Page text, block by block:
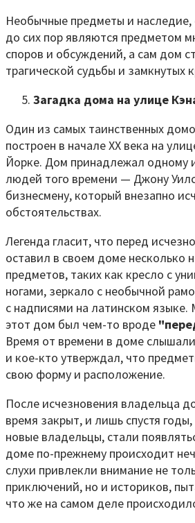
Необычные предметы и
до сих пор являются предметом
споров и обсуждений, а сам дом
трагической судьбы и замкнутых
Загадка дома на улице
Один из самых таинственных
построен в начале XX века на
Йорке. Дом принадлежал одному
людей того времени — Джону
бизнесмену, который внезапно
обстоятельствах.
Легенда гласит, что перед
оставил в своем доме несколько
предметов, таких как кресло с
ногами, зеркало с необычной
с надписями на латинском языке.
этот дом был чем-то вроде
Время от времени в доме
и кое-кто утверждал, что
свою форму и расположение.
После исчезновения владельца
время закрыт, и лишь спустя
новые владельцы, стали
доме по-прежнему происходит
слухи привлекли внимание не
приключений, но и историков,
что же на самом деле